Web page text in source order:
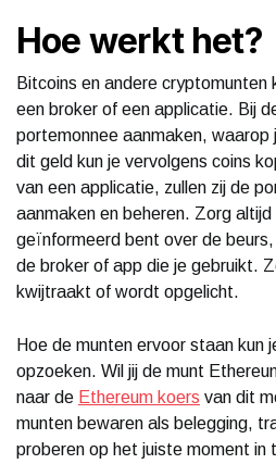
Hoe werkt het?
Bitcoins en andere cryptomunten
een broker of een applicatie. Bij
portemonnee aanmaken,
dit geld kun je vervolgens coins
van een applicatie, zullen zij de
aanmaken en beheren. Zorg
geïnformeerd bent over de
de broker of app die je gebruikt.
kwijtraakt of wordt opgelicht.
Hoe de munten ervoor staan kun
opzoeken. Wil jij de munt
naar de Ethereum koers van dit
munten bewaren als belegging,
proberen op het juiste moment in